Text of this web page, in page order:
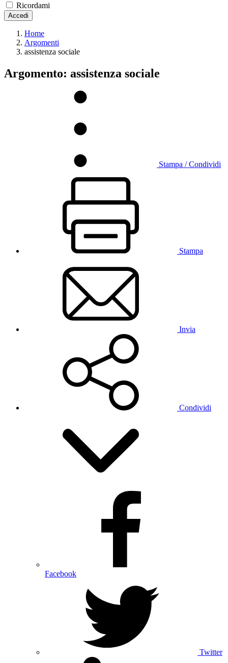
Ricordami
Accedi
Home
Argomenti
assistenza sociale
Argomento: assistenza sociale
Stampa / Condividi
Stampa
Invia
Condividi
Facebook
Twitter